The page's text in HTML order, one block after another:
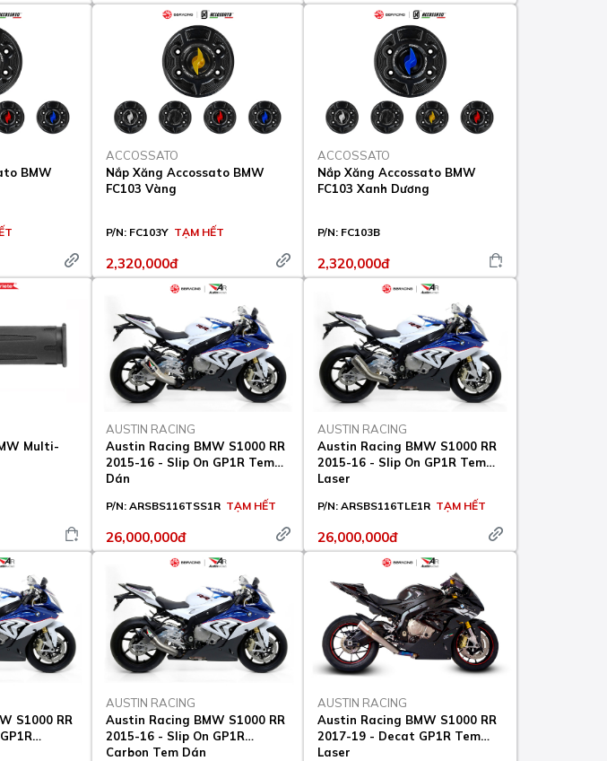
BMW
ACCOSSATO
Nắp Xăng Accossato BMW
FC103 Vàng
P/N: FC103Y TẠM HẾT
2,320,000đ
ACCOSSATO
Nắp Xăng Accossato BMW
FC103 Xanh Dương
P/N: FC103B
2,320,000đ
Multi-
AUSTIN RACING
Austin Racing BMW S1000 RR
2015-16 - Slip On GP1R Tem
Dán
P/N: ARSBS116TSS1R TẠM HẾT
26,000,000đ
AUSTIN RACING
Austin Racing BMW S1000 RR
2015-16 - Slip On GP1R Tem
Laser
P/N: ARSBS116TLE1R TẠM HẾT
26,000,000đ
S1000 RR
AUSTIN RACING
Austin Racing BMW S1000 RR
2015-16 - Slip On GP1R
Carbon Tem Dán
AUSTIN RACING
Austin Racing BMW S1000 RR
2017-19 - Decat GP1R Tem
Laser